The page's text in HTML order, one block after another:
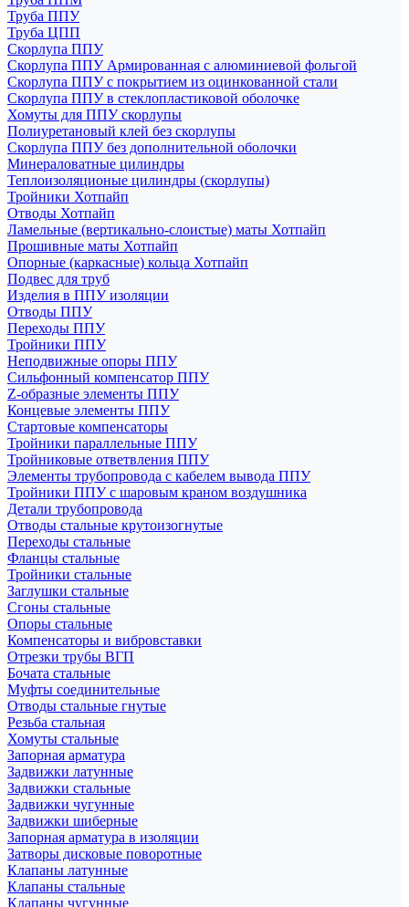
Труба ППУ
Труба ЦПП
Скорлупа ППУ
Скорлупа ППУ Армированная с алюминиевой фольгой
Скорлупа ППУ с покрытием из оцинкованной стали
Скорлупа ППУ в стеклопластиковой оболочке
Хомуты для ППУ скорлупы
Полиуретановый клей без скорлупы
Скорлупа ППУ без дополнительной оболочки
Минераловатные цилиндры
Теплоизоляционые цилиндры (скорлупы)
Тройники Хотпайп
Отводы Хотпайп
Ламельные (вертикально-слоистые) маты Хотпайп
Прошивные маты Хотпайп
Опорные (каркасные) кольца Хотпайп
Подвес для труб
Изделия в ППУ изоляции
Отводы ППУ
Переходы ППУ
Тройники ППУ
Неподвижные опоры ППУ
Cильфонный компенсатор ППУ
Z-образные элементы ППУ
Концевые элементы ППУ
Стартовые компенсаторы
Тройники параллельные ППУ
Тройниковые ответвления ППУ
Элементы трубопровода с кабелем вывода ППУ
Тройники ППУ с шаровым краном воздушника
Детали трубопровода
Отводы стальные крутоизогнутые
Переходы стальные
Фланцы стальные
Тройники стальные
Заглушки стальные
Сгоны стальные
Опоры стальные
Компенсаторы и вибровставки
Отрезки трубы ВГП
Бочата стальные
Муфты соединительные
Отводы стальные гнутые
Резьба стальная
Хомуты стальные
Запорная арматура
Задвижки латунные
Задвижки стальные
Задвижки чугунные
Задвижки шиберные
Запорная арматура в изоляции
Затворы дисковые поворотные
Клапаны латунные
Клапаны стальные
Клапаны чугунные